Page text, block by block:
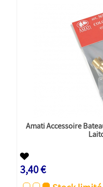
Amati Accessoire
3,40 €